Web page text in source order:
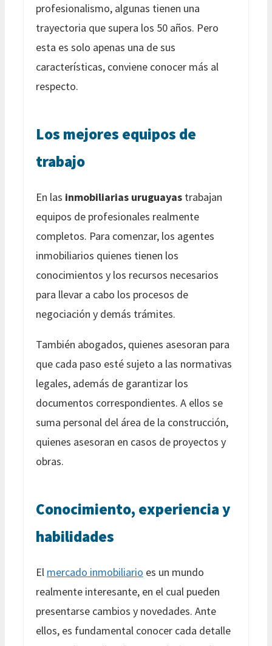
profesionalismo, algunas tienen una
trayectoria que supera los 50 años. Pero
esta es solo apenas una de sus
características, conviene conocer más al
respecto.
Los mejores equipos de
trabajo
En las inmobiliarias uruguayas trabajan
equipos de profesionales realmente
completos. Para comenzar, los agentes
inmobiliarios quienes tienen los
conocimientos y los recursos necesarios
para llevar a cabo los procesos de
negociación y demás trámites.
También abogados, quienes asesoran para
que cada paso esté sujeto a las normativas
legales, además de garantizar los
documentos correspondientes. A ellos se
suma personal del área de la construcción,
quienes asesoran en casos de proyectos y
obras.
Conocimiento, experiencia y
habilidades
El mercado inmobiliario es un mundo
realmente interesante, en el cual pueden
presentarse cambios y novedades. Ante
ellos, es fundamental conocer cada detalle